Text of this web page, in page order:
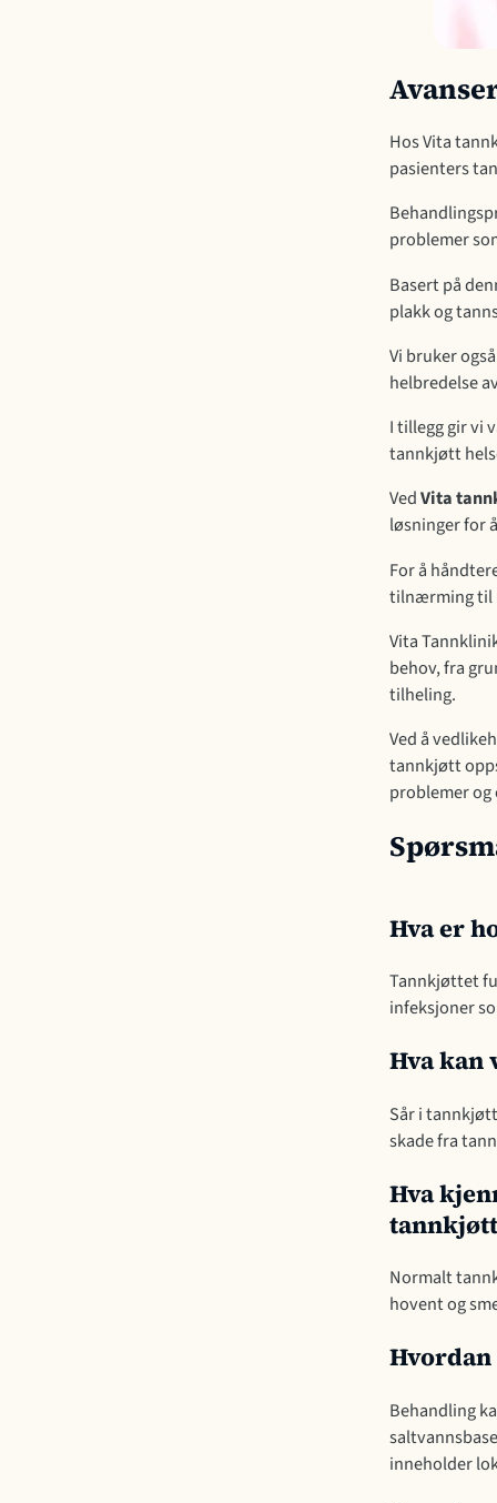
Hos Vita
pasienters
problemer
Basert på
plakk og
Vi bruker
helbredelse
I tillegg gir vi
tannkjøtt
VedVita
løsninger for
For å
tilnærming til
Vita
behov, fra
tilheling.
Ved å
tannkjøtt
problemer
Hva er
Tannkjøttet
infeksjoner
Hva kan
Sår i
skade fra
Hva
Normalt
hovent og
Behandling
inneholder